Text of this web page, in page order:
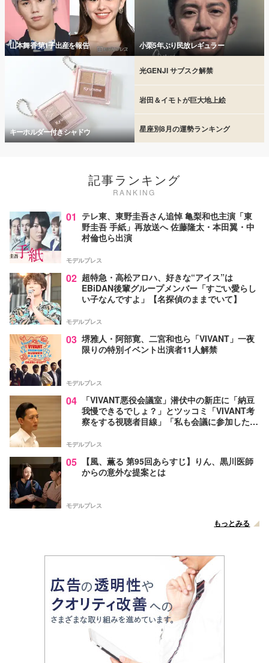
山本舞香 第1子出産を報告 小栗5年ぶり民放レギュラー
キーホルダー付きシャドウ
光GENJI サブスク解禁
岩田＆イモトが巨大地上絵
星座別8月の運勢ランキング
記事ランキング
RANKING
01 テレ東、東野圭吾さん追悼 亀梨和也主演「東
野圭吾 手紙」再放送へ 佐藤隆太・本田翼・中
村倫也ら出演
モデルプレス
02 超特急・高松アロハ、好きな“アイス”は
EBiDAN後輩グループメンバー「すごい愛らし
い子なんですよ」【名探偵のままでいて】
モデルプレス
03 堺雅人・阿部寛、二宮和也ら「VIVANT」一夜
限りの特別イベント出演者11人解禁
モデルプレス
04
「VIVANT悪役会議室」潜伏中の新庄に「納豆
我慢できるでしょ？」とツッコミ「VIVANT考
察をする視聴者目線」「私も会議に参加した
モデルプレス
05
【風、薫る 第95回あらすじ】りん、黒川医師
からの意外な提案とは
モデルプレス
もっとみる